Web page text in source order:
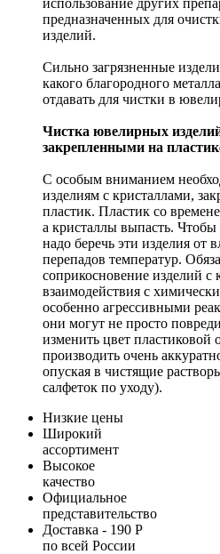
предназначенных для
изделий.
Сильно загрязненные
какого благородного
отдавать для чистки в
Чистка ювелирных
закрепленными на
С особым вниманием
изделиям с кристаллами,
пластик. Пластик со
а кристаллы выпасть. Чтобы
надо беречь эти изделия от
перепадов температур.
соприкосновение изделий с
взаимодействия с
особенно агрессивными
они могут не просто
изменить цвет пластиковой
производить очень
опуская в чистящие
салфеток по уходу).
Низкие цены
Широкий
ассортимент
Высокое
качество
Официальное
представительство
Доставка - 190 Р
по всей России